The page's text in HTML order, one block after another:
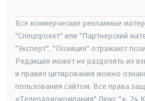
Все коммерческие рекламные
"Спецпроект" или "Партнерский
"Эксперт", "Позиция" отражают
Редакция может не разделять их
и правил цитирования можно
пользования сайтом. Все права
«Телерадиокомпания" Люкс "», 24